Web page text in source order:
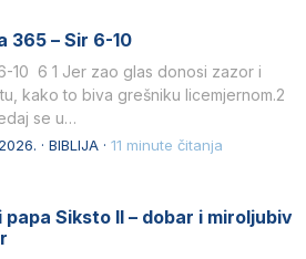
365 – Sir 6-10
10 6 1 Jer zao glas donosi zazor i
kako to biva grešniku licemjernom.2
se u…
· BIBLIJA · 11 minute čitanja
papa Siksto II – dobar i miroljubiv